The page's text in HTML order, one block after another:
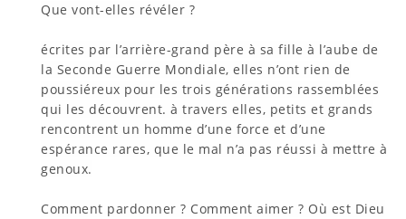
Que vont-elles révéler ?
écrites par l’arrière-grand père à sa fille à l’aube de
la Seconde Guerre Mondiale, elles n’ont rien de
poussiéreux pour les trois générations rassemblées
qui les découvrent. à travers elles, petits et grands
rencontrent un homme d’une force et d’une
espérance rares, que le mal n’a pas réussi à mettre à
genoux.
Comment pardonner ? Comment aimer ? Où est Dieu